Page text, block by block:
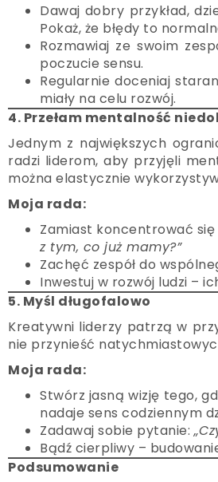
Dawaj dobry przykład,
Pokaż, że błędy to
Rozmawiaj ze swoim
poczucie sensu.
Regularnie doceniaj
miały na celu rozwój.
4. Przełam mentalność
Jednym z największych
radzi liderom, aby przyjęli
można elastycznie
Moja rada:
Zamiast koncentrować
z tym, co już mamy?”
Zachęć zespół do
Inwestuj w rozwój ludzi –
5. Myśl długofalowo
Kreatywni liderzy patrzą w
nie przynieść
Moja rada:
Stwórz jasną wizję tego,
nadaje sens codziennym
Zadawaj sobie pytanie:
Bądź cierpliwy –
Podsumowanie